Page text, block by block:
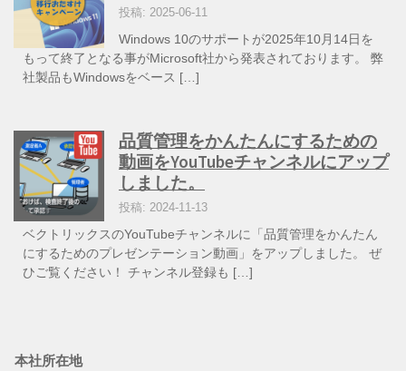
投稿: 2025-06-11
Windows 10のサポートが2025年10月14日を
もって終了となる事がMicrosoft社から発表されております。 弊
社製品もWindowsをベース […]
品質管理をかんたんにするための
動画をYouTubeチャンネルにアップ
しました。
投稿: 2024-11-13
ベクトリックスのYouTubeチャンネルに「品質管理をかんたん
にするためのプレゼンテーション動画」をアップしました。 ぜ
ひご覧ください！ チャンネル登録も […]
本社所在地